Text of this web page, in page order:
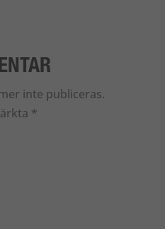
inte publiceras.
*